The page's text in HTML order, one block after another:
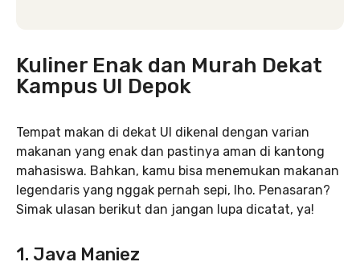
Kuliner Enak dan Murah Dekat
Kampus UI Depok
Tempat makan di dekat UI dikenal dengan varian
makanan yang enak dan pastinya aman di kantong
mahasiswa. Bahkan, kamu bisa menemukan makanan
legendaris yang nggak pernah sepi, lho. Penasaran?
Simak ulasan berikut dan jangan lupa dicatat, ya!
1. Java Maniez